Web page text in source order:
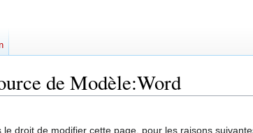
de Modèle:Word
le droit de modifier cette page, pour les raisons